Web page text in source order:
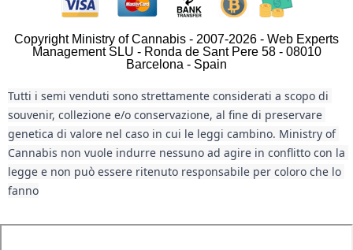
Copyright Ministry of Cannabis - 2007-2026 - Web Experts
Management SLU - Ronda de Sant Pere 58 - 08010
Barcelona - Spain
Tutti i semi venduti sono strettamente considerati a scopo di
souvenir, collezione e/o conservazione, al fine di preservare
genetica di valore nel caso in cui le leggi cambino. Ministry of
Cannabis non vuole indurre nessuno ad agire in conflitto con la
legge e non può essere ritenuto responsabile per coloro che lo
fanno